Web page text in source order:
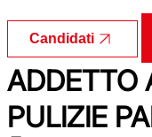
Candidati
ADDETTO
PULIZIE